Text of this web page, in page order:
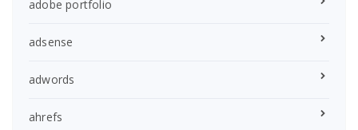
adobe portfolio
adsense
adwords
ahrefs